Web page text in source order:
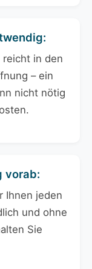
reicht in den
– ein
nicht nötig
vorab:
Ihnen jeden
und ohne
Sie